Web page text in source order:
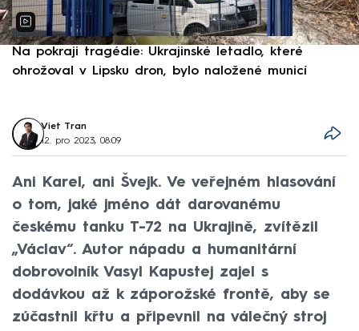
Na pokraji tragédie: Ukrajinské letadlo, které
ohrožoval v Lipsku dron, bylo naložené municí
Viet Tran
12. pro 2023, 08:09
Ani Karel, ani Švejk. Ve veřejném hlasování
o tom, jaké jméno dát darovanému
českému tanku T-72 na Ukrajině, zvítězil
„Václav“. Autor nápadu a humanitární
dobrovolník Vasyl Kapustej zajel s
dodávkou až k záporožské frontě, aby se
zúčastnil křtu a připevnil na válečný stroj